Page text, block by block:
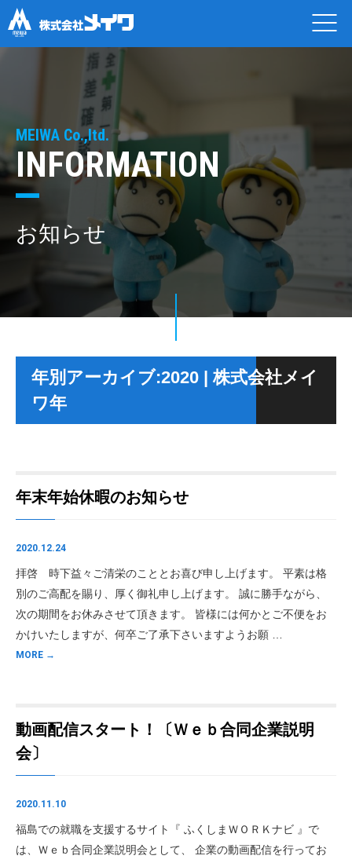
MEIWA Co.,ltd.
INFORMATION
お知らせ
年別アーカイブ:2020 | 株式会社メイ
ワ年
年末年始休暇のお知らせ
2020.12.24
拝啓 時下益々ご清栄のこととお喜び申し上げます。 平素は格
別のご高配を賜り、厚く御礼申し上げます。 誠に勝手ながら、
次の期間をお休みさせて頂きます。 皆様には何かとご不便をお
かけいたしますが、何卒ご了承下さいますようお願 …
MORE →
動画配信スタート！〔Ｗｅｂ合同企業説明
会〕
2020.11.10
福島での就職を支援するサイト『 ふくしまＷＯＲＫナビ 』で
は、Ｗｅｂ合同企業説明会として、 企業の動画配信を行ってお